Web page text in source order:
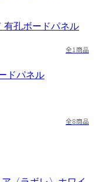
全1商品
ドパネル
全8商品